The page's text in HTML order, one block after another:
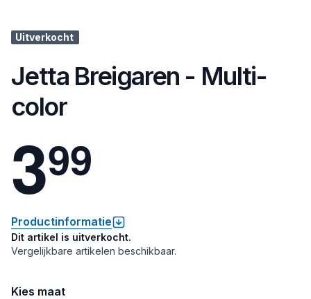
Uitverkocht
Jetta Breigaren - Multi-
color
399
Productinformatie
Dit artikel is uitverkocht.
Vergelijkbare artikelen beschikbaar.
Kies maat